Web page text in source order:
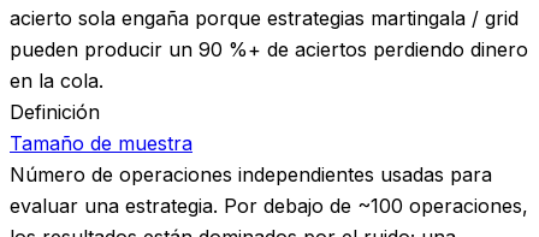
acierto sola engaña porque estrategias martingala / grid
pueden producir un 90 %+ de aciertos perdiendo dinero
en la cola.
Definición
Tamaño de muestra
Número de operaciones independientes usadas para
evaluar una estrategia. Por debajo de ~100 operaciones,